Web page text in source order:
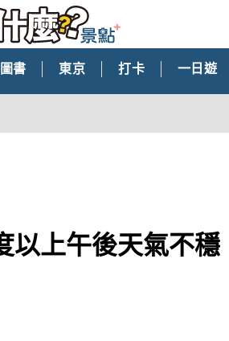
書 東京 打卡 一日遊
以上午後天氣不穩